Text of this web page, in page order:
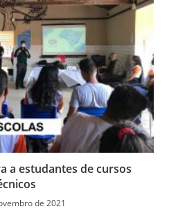
a estudantes de cursos
de 2021